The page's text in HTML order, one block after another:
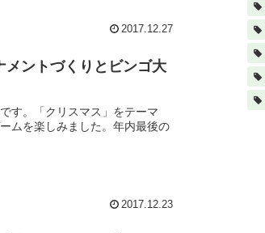
2017.12.27
メントづくりとビンゴ大
す。「クリスマス」をテーマ
ムを楽しみました。年内最後の
2017.12.23